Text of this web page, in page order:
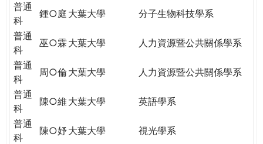
普通
科
鍾○庭 大葉大學
分子生物科技學系
普通
科
巫○霖 大葉大學
人力資源暨公共關係學系
普通
科
周○倫 大葉大學
人力資源暨公共關係學系
普通
科
陳○維 大葉大學
英語學系
普通
科
陳○妤大葉大學
視光學系